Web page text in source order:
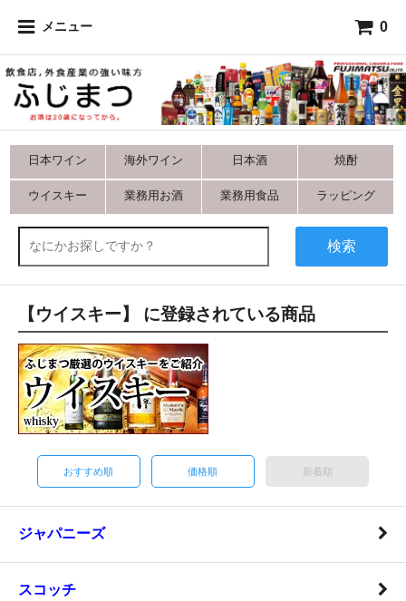
メニュー 0
日本ワイン 海外ワイン 日本酒 焼酎
ウイスキー 業務用お酒 業務用食品 ラッピング
検索
【ウイスキー】 に登録されている商品
おすすめ順 価格順 新着順
ジャパニーズ
スコッチ